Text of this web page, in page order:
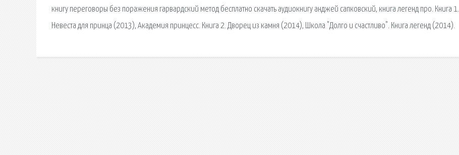
книгу переговоры без поражения гарвардский метод бесплатно скачать аудиокнигу анджей сапковский, книга легенд про. Книга 1.
Невеста для принца (2013), Академия принцесс. Книга 2. Дворец из камня (2014), Школа "Долго и счастливо". Книга легенд (2014).